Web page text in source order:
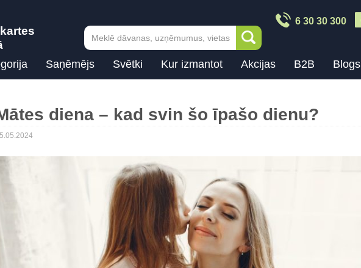
6 30 30 300
Saņēmējs Svētki Kur izmantot Akcijas B2B Blogs
diena – kad svin šo īpašo dienu?